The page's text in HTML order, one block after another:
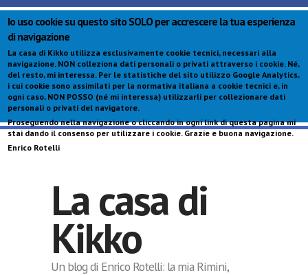
Io uso cookie su questo sito SOLO per accrescere la tua esperienza
di navigazione
La casa di Kikko utilizza esclusivamente cookie tecnici, necessari alla
navigazione. NON colleziona dati personali o privati attraverso i cookie. Né,
del resto, mi interessa. Per le statistiche del sito utilizzo Google Analytics,
i cui cookie sono assimilati per la normativa italiana a cookie tecnici e, in
ogni caso, NON POSSO (né mi interessa) utilizzarli per collezionare dati
personali o privati del navigatore.
Proseguendo nella navigazione o cliccando in ogni link di questa pagina mi
stai dando il consenso per utilizzare i cookie. Grazie e buona navigazione.
Enrico Rotelli
La casa di
Kikko
Un blog di Enrico Rotelli: la mia Rimini,